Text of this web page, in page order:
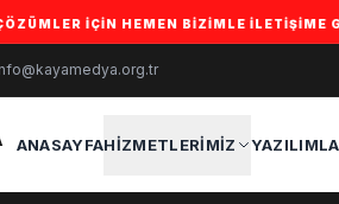
HEMEN BIZIMLE ILETIŞIME
ANASAYFAHIZMETLERIMIZ